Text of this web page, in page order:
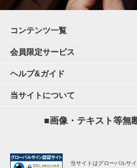
コンテンツ一覧
会員限定サービス
ヘルプ&ガイド
当サイトについて
■画像・テキスト等無
当サイトはグローバルサ